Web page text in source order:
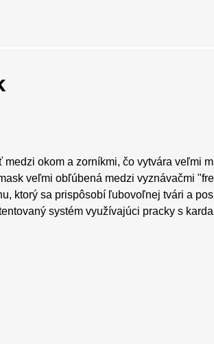
okom a zorníkmi, čo vytvára veľmi
veľmi obľúbená medzi vyznávačmi
ktorý sa prispôsobí ľubovoľnej tvári a
systém využívajúci pracky s